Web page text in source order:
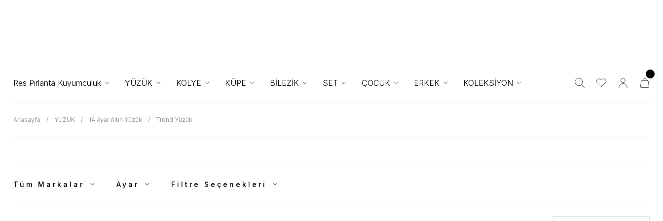
Res Pırlanta Kuyumculuk YÜZÜK KOLYE KÜPE BİLEZİK SET ÇOCUK ERKEK KOLEKSİYON
Anasayfa YÜZÜK 14 Ayar Altın Yüzük Trend Yüzük
Tüm Markalar Ayar Filtre Seçenekleri